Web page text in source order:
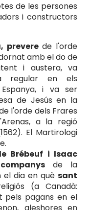
de les persones
i constructors
preverede l'orde
amb el do de
i austera, va
regular en els
i va ser
de Jesús en la
l'orde dels Frares
a la regió
El Martirologi
Brébeuf i Isaac
de la
el dia en què sant
(a Canadà:
pels pagans en el